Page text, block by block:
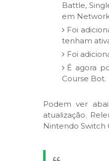
Battle,
em
Foi
tenham
Foi
É agora
Course Bot.
Podem ver
atualização.
Nintendo Switch